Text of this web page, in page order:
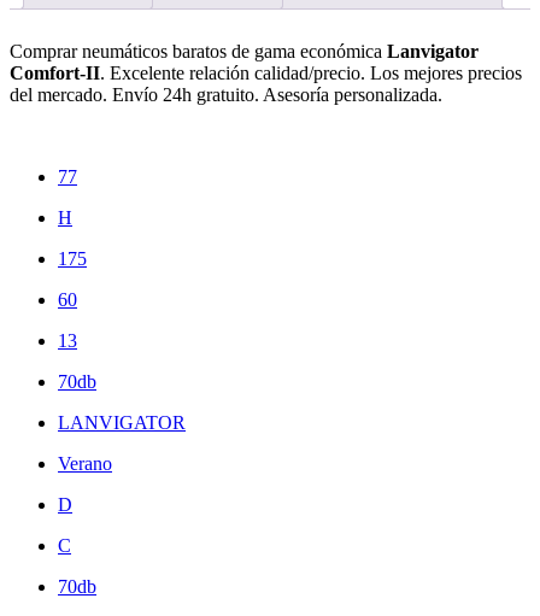
Comprar neumáticos baratos de gama económica Lanvigator
Comfort-II. Excelente relación calidad/precio. Los mejores precios
del mercado. Envío 24h gratuito. Asesoría personalizada.
77
H
175
60
13
70db
LANVIGATOR
Verano
D
C
70db